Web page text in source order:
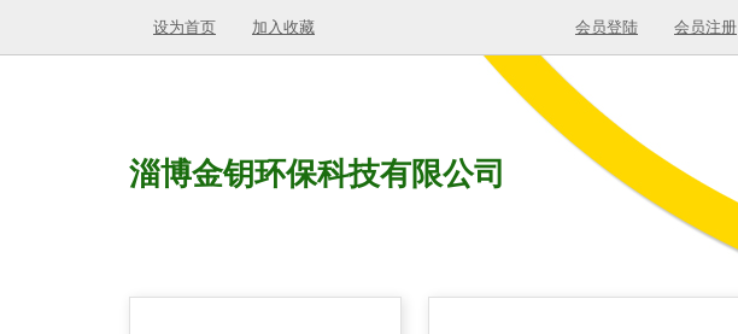
设为首页 加入收藏 会员登陆 会员注册
淄博金钥环保科技有限公司